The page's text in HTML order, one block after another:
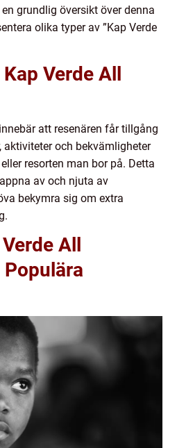
grundlig översikt över denna
olika typer av ”Kap Verde
Verde All
att resenären får tillgång
aktiviteter och bekvämligheter
resorten man bor på. Detta
av och njuta av
bekymra sig om extra
All